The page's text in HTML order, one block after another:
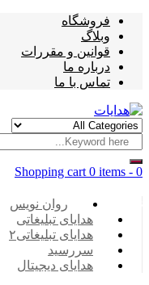
فروشگاه
وبلاگ
قوانین و مقررات
درباره ما
تماس با ما
Shopping cart 0 items - 0
Categories
روان نویس
هدایای تبلیغاتی
هدایای تبلیغاتی۲
سررسید
هدایای دیجیتال